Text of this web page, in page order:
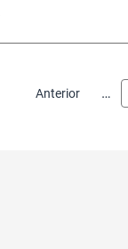
Anterior
Página anterior …